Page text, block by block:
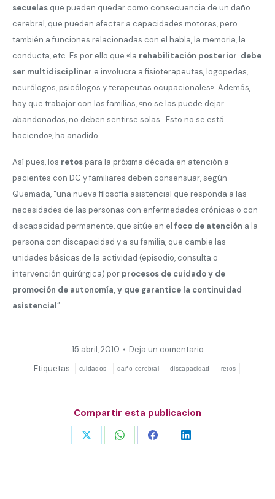
secuelas que pueden quedar como consecuencia de un daño
cerebral, que pueden afectar a capacidades motoras, pero
también a funciones relacionadas con el habla, la memoria, la
conducta, etc. Es por ello que «la rehabilitación posterior debe
ser multidisciplinar e involucra a fisioterapeutas, logopedas,
neurólogos, psicólogos y terapeutas ocupacionales». Además,
hay que trabajar con las familias, «no se las puede dejar
abandonadas, no deben sentirse solas. Esto no se está
haciendo», ha añadido.
Así pues, los retospara la próxima década en atención a
pacientes con DC y familiares deben consensuar, según
Quemada, “una nueva filosofía asistencial que responda a las
necesidades de las personas con enfermedades crónicas o con
discapacidad permanente, que sitúe en el foco de atención a la
persona con discapacidad y a su familia, que cambie las
unidades básicas de la actividad (episodio, consulta o
intervención quirúrgica) por procesos de cuidado y de
promoción de autonomía, y que garantice la continuidad
asistencial”.
15 abril, 2010
Deja un comentario
Etiquetas:
cuidados daño cerebral discapacidad retos
Compartir esta publicacion
Share Share Share Share